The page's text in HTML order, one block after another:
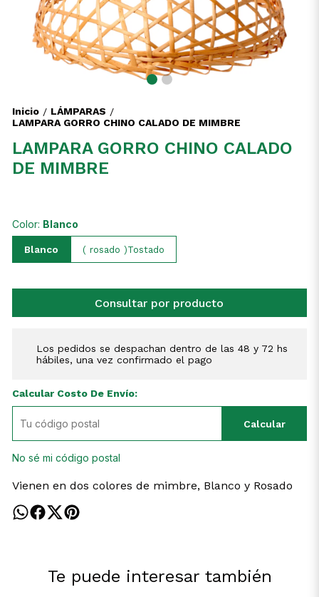
Inicio / LÁMPARAS /
LAMPARA GORRO CHINO CALADO DE MIMBRE
LAMPARA GORRO CHINO CALADO
DE MIMBRE
Color: Blanco
Blanco ( rosado )Tostado
Consultar por producto
Los pedidos se despachan dentro de las 48 y 72 hs
hábiles, una vez confirmado el pago
Calcular Costo De Envío:
Calcular
No sé mi código postal
Vienen en dos colores de mimbre, Blanco y Rosado
Te puede interesar también